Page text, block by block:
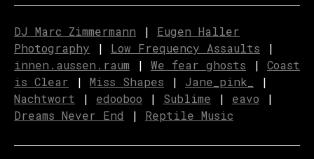
DJ Marc Zimmermann | Eugen Haller
Photography | Low Frequency Assaults |
innen.aussen.raum | We fear ghosts | Coast
is Clear | Miss Shapes | Jane_pink_
|
Nachtwort | edooboo | Sublime | eavo |
Dreams Never End | Reptile Music